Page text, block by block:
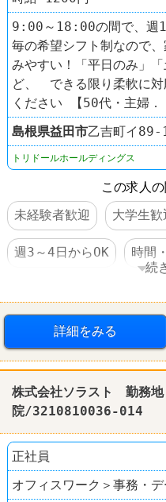
9:00～18:00の間で、週1
毎の希望シフト制なので
みやすい！「平日のみ」
ど、 できる限り柔軟に対
ください 【50代・主婦．
島根県益田市乙吉町イ89-
トリドールホールディングス
この求人
未経験者歓迎
大学生歓
週3～4日からOK 時間
社員登用あり 車・バイ
学歴不問 60代以上活躍
続
詳細をみる
株式会社ソラスト 勤務地
院/3210810036-014
正社員
オフィスワーク＞事務・